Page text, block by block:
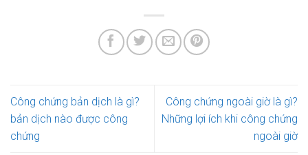
Công chứng bản dịch là gì?
bản dịch nào được công
chứng
Công chứng ngoài giờ là gì?
Những lợi ích khi công chứng
ngoài giờ